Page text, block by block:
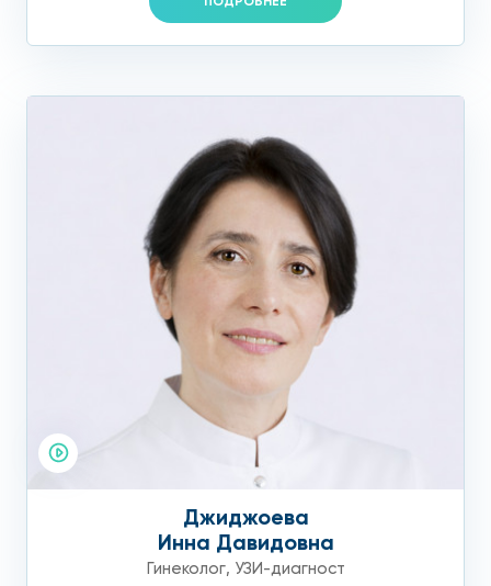
Джиджоева
Инна Давидовна
Гинеколог, УЗИ-диагност